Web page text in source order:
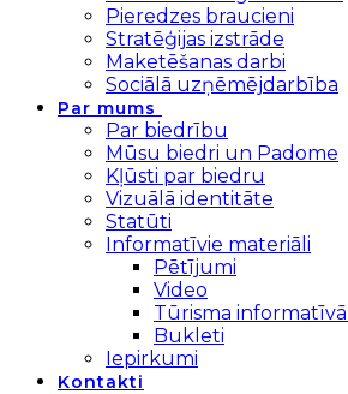
Pieredzes braucieni
Stratēģijas izstrāde
Maketēšanas darbi
Sociālā uzņēmējdarbība
Par mums
Par biedrību
Mūsu biedri un Padome
Kļūsti par biedru
Vizuālā identitāte
Statūti
Informatīvie materiāli
Pētījumi
Video
Tūrisma
Bukleti
Iepirkumi
Kontakti